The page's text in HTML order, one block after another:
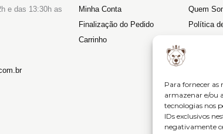
Para fornecer as
armazenar e/ou
tecnologias nos
IDs exclusivos
negativamente
e das 13:30h as
Minha Conta
Finalização do Pedido
Carrinho
Quem
Política
Política